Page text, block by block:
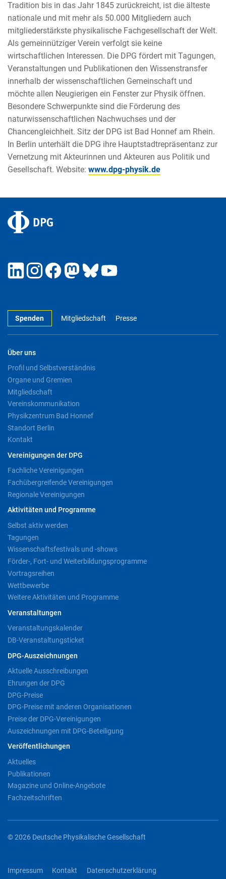
Tradition bis in das Jahr 1845 zurückreicht, ist die älteste
nationale und mit mehr als 50.000 Mitgliedern auch
mitgliederstärkste physikalische Fachgesellschaft der Welt.
Als gemeinnütziger Verein verfolgt sie keine
wirtschaftlichen Interessen. Die DPG fördert mit Tagungen,
Veranstaltungen und Publikationen den Wissenstransfer
innerhalb der wissenschaftlichen Gemeinschaft und
möchte allen Neugierigen ein Fenster zur Physik öffnen.
Besondere Schwerpunkte sind die Förderung des
naturwissenschaftlichen Nachwuchses und der
Chancengleichheit. Sitz der DPG ist Bad Honnef am Rhein.
In Berlin unterhält die DPG ihre Hauptstadtrepräsentanz zur
Vernetzung mit Akteurinnen und Akteuren aus Politik und
Gesellschaft. Website: www.dpg-physik.de
Spenden Mitgliedschaft Presse
Über uns
Profil und Selbstverständnis
Organe und Gremien
Mitgliedschaft
Vereinskommunikation
Physikzentrum Bad Honnef
Standort Berlin
Kontakt
Vereinigungen der DPG
Fachliche Vereinigungen
Fachübergreifende Vereinigungen
Regionale Vereinigungen
Aktivitäten und Programme
Selbst aktiv werden
Tagungen
Wissenschaftsfestivals und -shows
Förder-, Fort- und Weiterbildungsprogramme
Vortragsreihen
Wettbewerbe
Weitere Aktivitäten und Programme
Veranstaltungen
Veranstaltungskalender
DB-Veranstaltungsticket
DPG-Auszeichnungen
Aktuelle Ausschreibungen
Ehrungen der DPG
DPG-Preise
DPG-Preise mit anderen Organisationen
Preise der DPG-Vereinigungen
Auszeichnungen mit DPG-Beteiligung
Veröffentlichungen
Aktuelles
Publikationen
Magazine und Online-Angebote
Fachzeitschriften
© 2026 Deutsche Physikalische Gesellschaft
Impressum Kontakt Datenschutzerklärung